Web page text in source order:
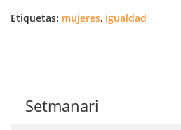
Etiquetas: mujeres, igualdad
Setmanari